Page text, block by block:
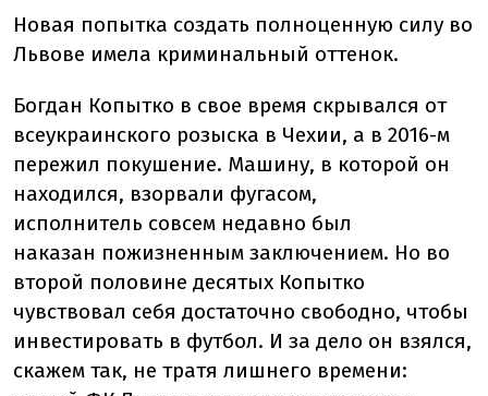
Новая попытка создать полноценную силу во
Львове имела криминальный оттенок.
Богдан Копытко в свое время скрывался от
всеукраинского розыска в Чехии, а в 2016-м
пережил покушение. Машину, в которой он
находился, взорвали фугасом,
исполнитель совсем недавно был
наказан пожизненным заключением. Но во
второй половине десятых Копытко
чувствовал себя достаточно свободно, чтобы
инвестировать в футбол. И за дело он взялся,
скажем так, не тратя лишнего времени: